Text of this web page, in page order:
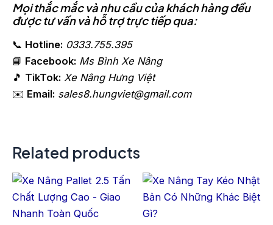
Mọi thắc mắc và nhu cầu của khách hàng đều
được tư vấn và hỗ trợ trực tiếp qua:
📞 Hotline: 0333.755.395
📘 Facebook: Ms Bình Xe Nâng
🎵 TikTok: Xe Nâng Hưng Việt
✉️ Email: sales8.hungviet@gmail.com
Related products